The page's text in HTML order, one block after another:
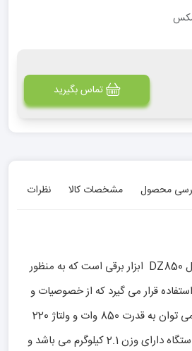
تماس بگیرید
محصول مشخصات کالا نظرات
دریل ۱۳ چکشی مکس مدل DZ850 ابزار برقی‌ است که به منظور
قرار می گیرد که از خصوصیات و
ویژگی های این محصول می توان به قدرت 850 وات و ولتاژ 220
ولت آن اشاره نمود. این دستگاه دارای وزن 2.1 کیلوگرم می باشد و